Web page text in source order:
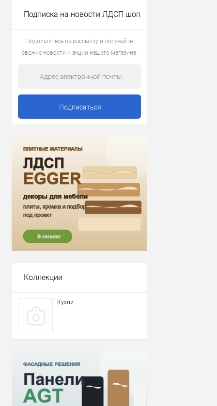
Подписка на новости ЛДСП шоп
Подпишитесь на рассылку и получайте
свежие новости и акции нашего магазина.
Коллекции
Кухни